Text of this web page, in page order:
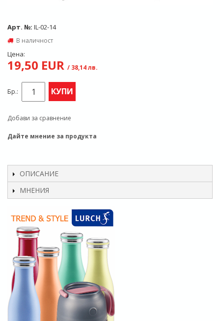
Арт. №: IL-02-14
В наличност
Цена:
19,50 EUR / 38,14 лв.
Бр.: КУПИ
Добави за сравнение
Дайте мнение за продукта
ОПИСАНИЕ
МНЕНИЯ